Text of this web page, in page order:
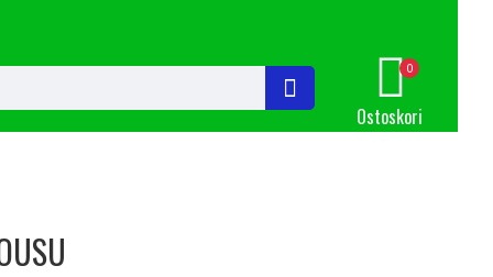
Ostoskori
0